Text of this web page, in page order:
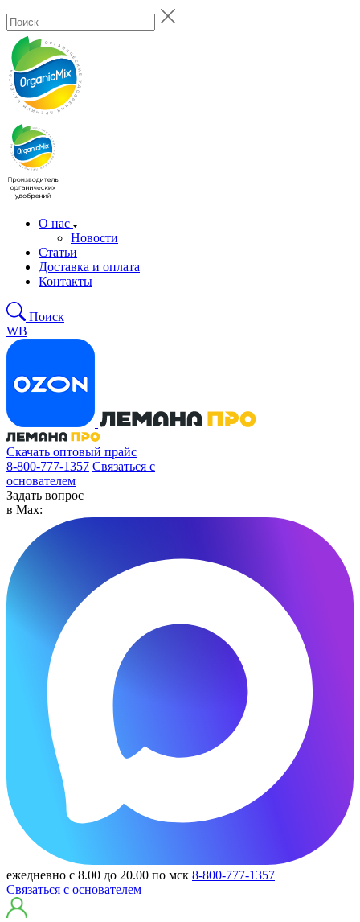
О нас
Новости
Статьи
Доставка и оплата
Контакты
Поиск
WB
Скачать оптовый прайс
8-800-777-1357 Связаться с
основателем
Задать вопрос
в Max:
ежедневно с 8.00 до 20.00 по мск 8-800-777-1357
Связаться с основателем